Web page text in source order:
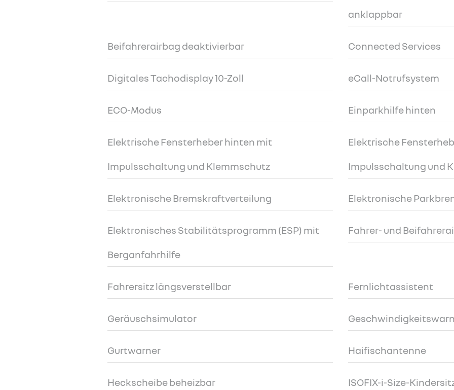
anklappbar
Beifahrerairbag deaktivierbar Connected Services
Digitales Tachodisplay 10-Zoll eCall-Notrufsystem
ECO-Modus Einparkhilfe hinten
Elektrische Fensterheber hinten mit
Impulsschaltung und Klemmschutz
Elektrische
Impulsschaltung und
Elektronische Bremskraftverteilung Elektronische
Elektronisches Stabilitätsprogramm (ESP) mit
Berganfahrhilfe
Fahrer- und
Fahrersitz längsverstellbar Fernlichtassistent
Geräuschsimulator
Gurtwarner Haifischantenne
Heckscheibe beheizbar ISOFIX-i-Size-